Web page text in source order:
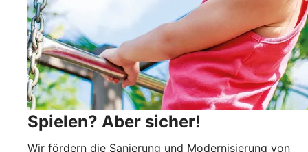
Spielen? Aber sicher!
Wir fördern die Sanierung und Modern­isierung von